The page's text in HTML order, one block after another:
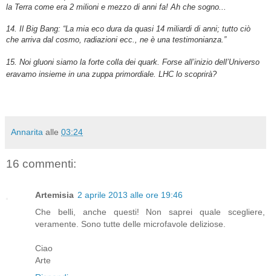
la Terra come era 2 milioni e mezzo di anni fa! Ah che sogno...
14. Il Big Bang: “La mia eco dura da quasi 14 miliardi di anni; tutto ciò
che arriva dal cosmo, radiazioni ecc., ne è una testimonianza.”
15. Noi gluoni siamo la forte colla dei quark. Forse all’inizio dell’Universo
eravamo insieme in una zuppa primordiale. LHC lo scoprirà?
Annarita alle 03:24
16 commenti:
Artemisia 2 aprile 2013 alle ore 19:46
Che belli, anche questi! Non saprei quale scegliere,
veramente. Sono tutte delle microfavole deliziose.
Ciao
Arte